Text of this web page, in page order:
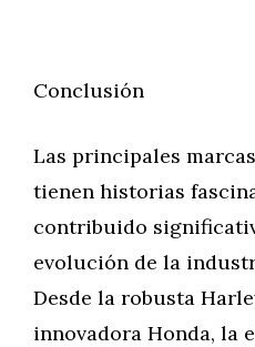
Conclusión
Las principales
tienen historias
contribuido
evolución de la
Desde la robusta
innovadora Honda, la